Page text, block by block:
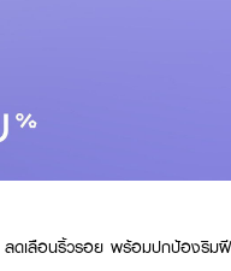
ดเลือนริ้วรอย พร้อมปกป้องริมฝี